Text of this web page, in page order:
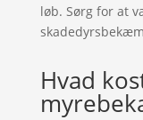
løb. Sørg for at
Hvad